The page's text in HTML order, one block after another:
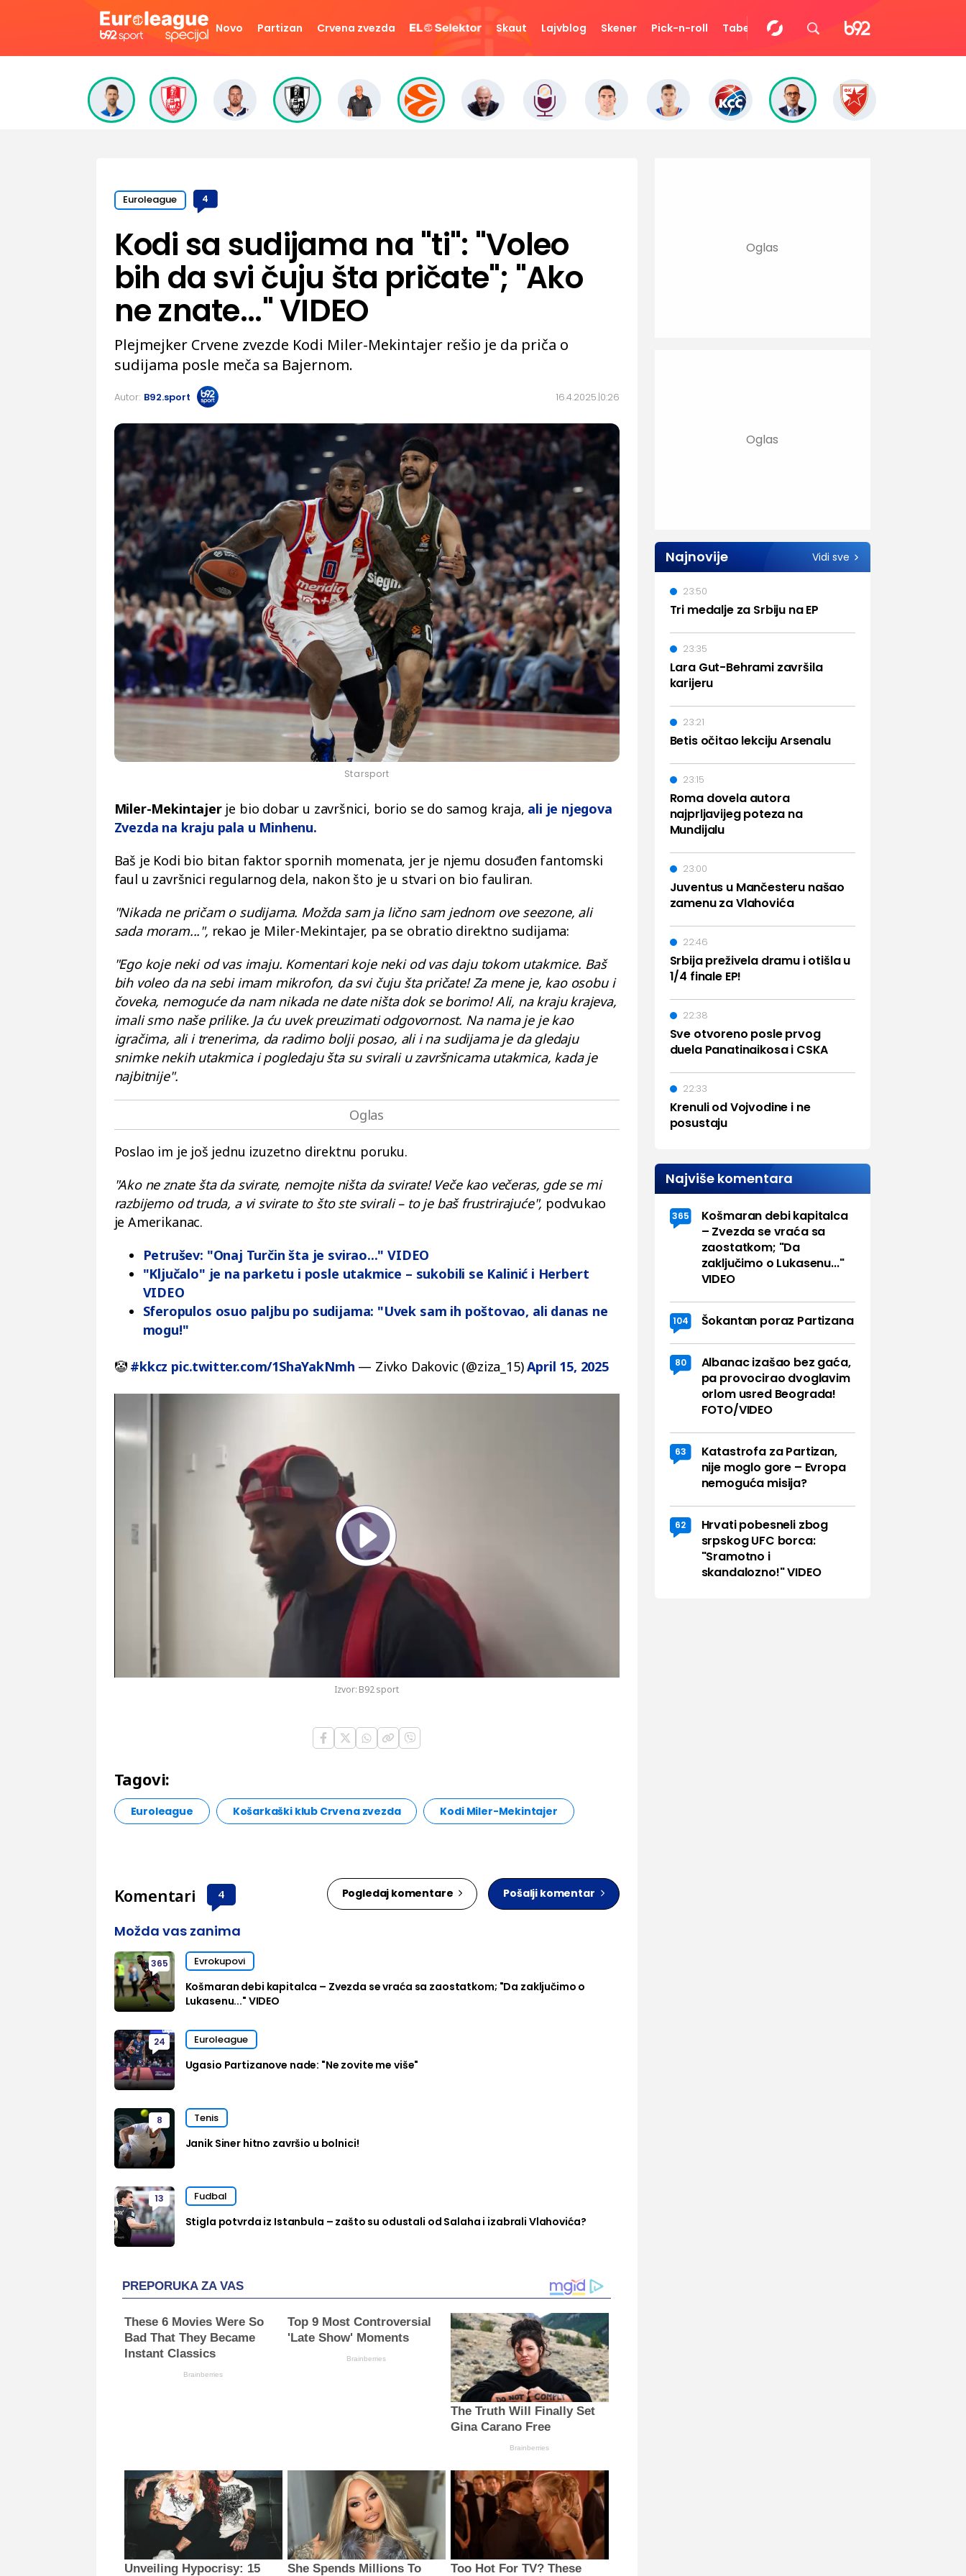
Novo Partizan Crvena zvezda Skaut Lajvblog Skener Pick-n-roll Tabela Video Eurocup
Euroleague 4
16.4.2025. 0:26
Kodi sa sudijama na "ti": "Voleo
bih da svi čuju šta pričate"; "Ako
ne znate..." VIDEO
Plejmejker Crvene zvezde Kodi Miler-Mekintajer rešio je da priča o
sudijama posle meča sa Bajernom.
Autor: B92.sport
Starsport
Miler-Mekintajer je bio dobar u završnici, borio se do samog kraja, ali je njegova
Zvezda na kraju pala u Minhenu.
Baš je Kodi bio bitan faktor spornih momenata, jer je njemu dosuđen fantomski
faul u završnici regularnog dela, nakon što je u stvari on bio fauliran.
"Nikada ne pričam o sudijama. Možda sam ja lično sam jednom ove seezone, ali
sada moram...", rekao je Miler-Mekintajer, pa se obratio direktno sudijama:
"Ego koje neki od vas imaju. Komentari koje neki od vas daju tokom utakmice. Baš
bih voleo da na sebi imam mikrofon, da svi čuju šta pričate! Za mene je, kao osobu i
čoveka, nemoguće da nam nikada ne date ništa dok se borimo! Ali, na kraju krajeva,
imali smo naše prilike. Ja ću uvek preuzimati odgovornost. Na nama je je kao
igračima, ali i trenerima, da radimo bolji posao, ali i na sudijama je da gledaju
snimke nekih utakmica i pogledaju šta su svirali u završnicama utakmica, kada je
najbitnije".
Poslao im je još jednu izuzetno direktnu poruku.
"Ako ne znate šta da svirate, nemojte ništa da svirate! Veče kao večeras, gde se mi
razbijemo od truda, a vi svirate to što ste svirali – to je baš frustrirajuće", podvukao
je Amerikanac.
Petrušev: "Onaj Turčin šta je svirao..." VIDEO
"Ključalo" je na parketu i posle utakmice – sukobili se Kalinić i Herbert
VIDEO
Sferopulos osuo paljbu po sudijama: "Uvek sam ih poštovao, ali danas ne
mogu!"
🤡 #kkcz pic.twitter.com/1ShaYakNmh — Zivko Dakovic (@ziza_15)April 15, 2025
Play
Video
Izvor: B92 sport
Tagovi:
Euroleague Košarkaški klub Crvena zvezda Kodi Miler-Mekintajer
Komentari 4 Pogledaj komentare Pošalji komentar
Možda vas zanima
365 Evrokupovi
Košmaran debi kapitalca – Zvezda se vraća sa zaostatkom; "Da zaključimo o
Lukasenu..." VIDEO
24 Euroleague
Ugasio Partizanove nade: "Ne zovite me više"
8 Tenis
Janik Siner hitno završio u bolnici!
13 Fudbal
Stigla potvrda iz Istanbula – zašto su odustali od Salaha i izabrali Vlahovića?
PREPORUKA ZA VAS
These 6 Movies Were So
Bad That They Became
Instant Classics
Brainberries
Top 9 Most Controversial
'Late Show' Moments
Brainberries
The Truth Will Finally Set
Gina Carano Free
Brainberries
Unveiling Hypocrisy: 15 She Spends Millions To Too Hot For TV? These
Najnovije Vidi sve
Tri medalje za Srbiju na EP
23:50
Lara Gut-Behrami završila
karijeru
23:35
Betis očitao lekciju Arsenalu
23:21
Roma dovela autora
najprljavijeg poteza na
Mundijalu
23:15
Juventus u Mančesteru našao
zamenu za Vlahovića
23:00
Srbija preživela dramu i otišla u
1/4 finale EP!
22:46
Sve otvoreno posle prvog
duela Panatinaikosa i CSKA
22:38
Krenuli od Vojvodine i ne
posustaju
22:33
Najviše komentara
365
Košmaran debi kapitalca
– Zvezda se vraća sa
zaostatkom; "Da
zaključimo o Lukasenu..."
VIDEO
104 Šokantan poraz Partizana
80
Albanac izašao bez gaća,
pa provocirao dvoglavim
orlom usred Beograda!
FOTO/VIDEO
63
Katastrofa za Partizan,
nije moglo gore – Evropa
nemoguća misija?
62
Hrvati pobesneli zbog
srpskog UFC borca:
"Sramotno i
skandalozno!" VIDEO